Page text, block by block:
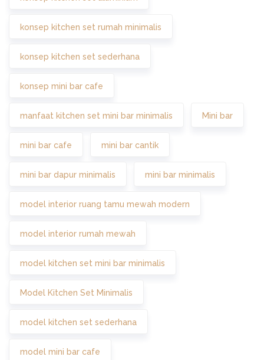
konsep kitchen set rumah minimalis
konsep kitchen set sederhana
konsep mini bar cafe
manfaat kitchen set mini bar minimalis Mini bar
mini bar cafe mini bar cantik
mini bar dapur minimalis mini bar minimalis
model interior ruang tamu mewah modern
model interior rumah mewah
model kitchen set mini bar minimalis
Model Kitchen Set Minimalis
model kitchen set sederhana
model mini bar cafe